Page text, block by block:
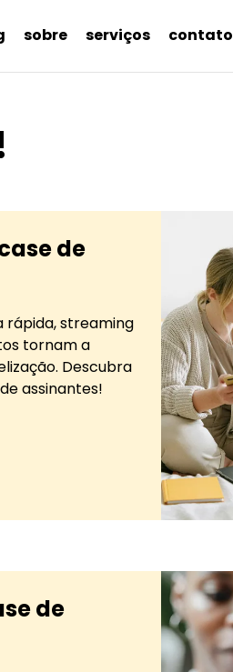
sobre serviços contato
de
rápida, streaming
tornam a
Descubra
assinantes!
de